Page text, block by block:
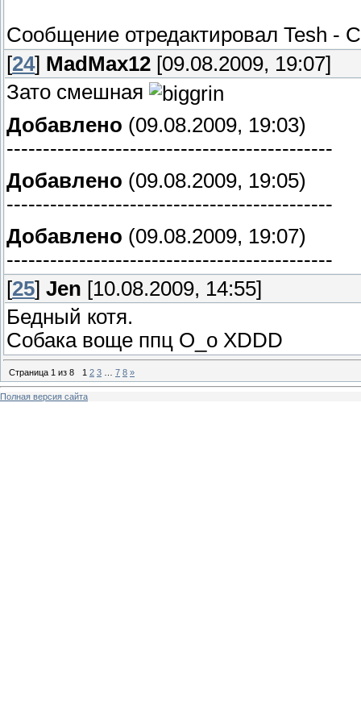
Сообщение отредактировал Tesh -
[24] MadMax12 [09.08.2009, 19:07]
Зато смешная
Добавлено (09.08.2009, 19:03)
---------------------------------------------
Добавлено (09.08.2009, 19:05)
---------------------------------------------
Добавлено (09.08.2009, 19:07)
---------------------------------------------
[25] Jen [10.08.2009, 14:55]
Бедный котя.
Собака воще ппц O_o XDDD
Страница 1 из 8 1 2 3 7 8 »
Полная версия сайта